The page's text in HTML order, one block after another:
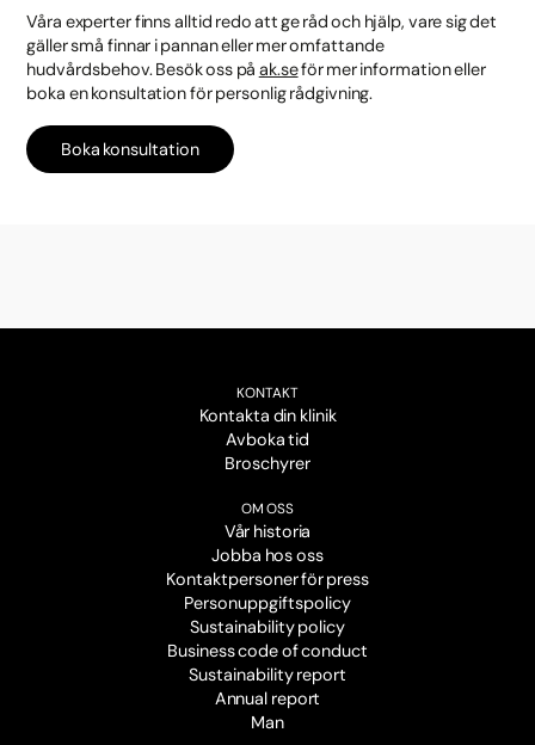
Våra experter finns alltid redo att ge råd och hjälp, vare sig det
gäller små finnar i pannan eller mer omfattande
hudvårdsbehov. Besök oss på ak.seför mer information eller
boka en konsultation för personlig rådgivning.
Boka konsultation
KONTAKT
Kontakta din klinik
Avboka tid
Broschyrer
OM OSS
Vår historia
Jobba hos oss
Kontaktpersoner för press
Personuppgiftspolicy
Sustainability policy
Business code of conduct
Sustainability report
Annual report
Man